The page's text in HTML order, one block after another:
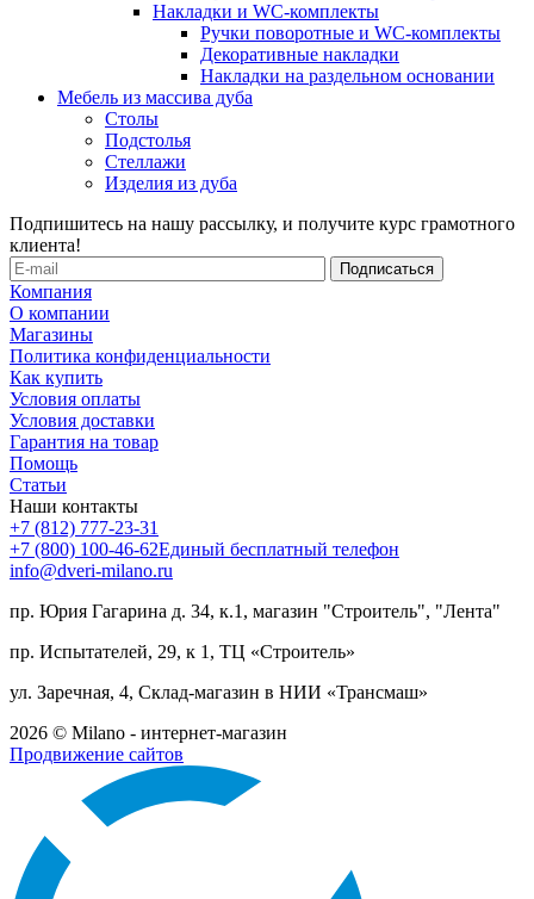
Накладки и WC-комплекты
Ручки поворотные и WC-комплекты
Декоративные накладки
Накладки на раздельном основании
Мебель из массива дуба
Столы
Подстолья
Стеллажи
Изделия из дуба
Подпишитесь на нашу рассылку, и получите курс грамотного
клиента!
Компания
О компании
Магазины
Политика конфиденциальности
Как купить
Условия оплаты
Условия доставки
Гарантия на товар
Помощь
Статьи
Наши контакты
+7 (812) 777-23-31
+7 (800) 100-46-62Единый бесплатный телефон
info@dveri-milano.ru
пр. Юрия Гагарина д. 34, к.1, магазин "Строитель", "Лента"
пр. Испытателей, 29, к 1, ТЦ «Строитель»
ул. Заречная, 4, Склад-магазин в НИИ «Трансмаш»
2026 © Milano - интернет-магазин
Продвижение сайтов